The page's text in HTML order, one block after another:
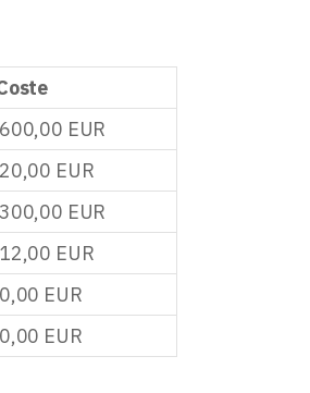
600,00 EUR
20,00 EUR
300,00 EUR
12,00 EUR
0,00 EUR
0,00 EUR